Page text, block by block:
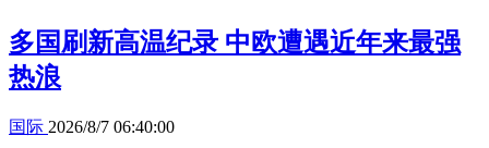
多国刷新高温纪录 中欧遭遇近年来最强
热浪
国际 2026/8/7 06:40:00